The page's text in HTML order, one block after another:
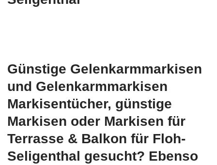
Günstige Gelenkarmmarkisen
und Gelenkarmmarkisen
Markisentücher, günstige
Markisen oder Markisen für
Terrasse & Balkon für Floh-
Seligenthal gesucht? Ebenso